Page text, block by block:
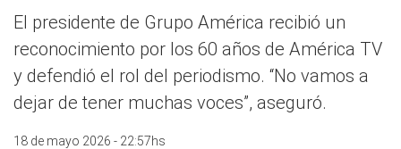
El presidente de Grupo América recibió un
reconocimiento por los 60 años de América TV
y defendió el rol del periodismo. “No vamos a
dejar de tener muchas voces”, aseguró.
18 de mayo 2026 - 22:57hs